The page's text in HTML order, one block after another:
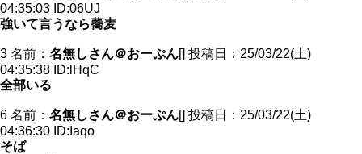
04:35:03 ID:06UJ
強いて言うなら蕎麦
3 名前： 名無しさん＠おーぷん[] 投稿日：25/03/22(土)
04:35:38 ID:lHqC
全部いる
6 名前： 名無しさん＠おーぷん[] 投稿日：25/03/22(土)
04:36:30 ID:Iaqo
そば